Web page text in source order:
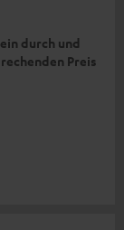
durch und
Preis